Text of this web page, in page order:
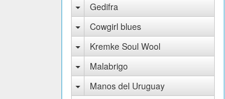
Gedifra
Cowgirl blues
Kremke Soul Wool
Malabrigo
Manos del Uruguay